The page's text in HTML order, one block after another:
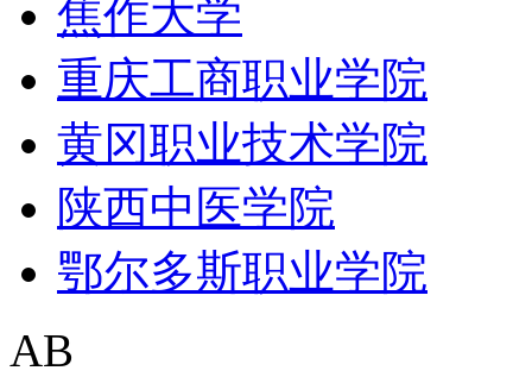
焦作大学
重庆工商职业学院
黄冈职业技术学院
陕西中医学院
鄂尔多斯职业学院
AB